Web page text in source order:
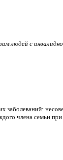
людей с
заболеваний:
члена семьи при